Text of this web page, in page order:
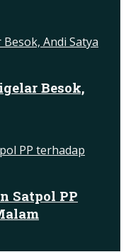
Besok,
Satpol PP